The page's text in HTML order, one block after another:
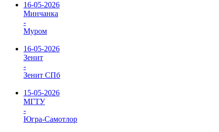
16-05-2026
Минчанка
-
Муром
16-05-2026
Зенит
-
Зенит СПб
15-05-2026
МГТУ
-
Югра-Самотлор